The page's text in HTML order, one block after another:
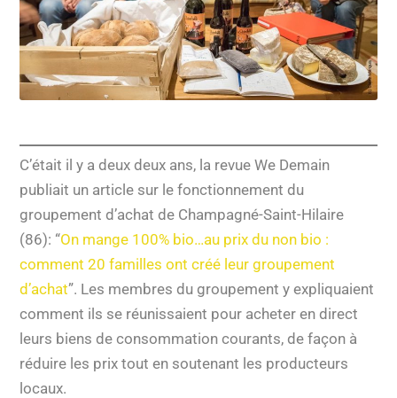
C’était il y a deux deux ans, la revue We Demain
publiait un article sur le fonctionnement du
groupement d’achat de Champagné-Saint-Hilaire
(86): “On mange 100% bio…au prix du non bio :
comment 20 familles ont créé leur groupement
d’achat”. Les membres du groupement y expliquaient
comment ils se réunissaient pour acheter en direct
leurs biens de consommation courants, de façon à
réduire les prix tout en soutenant les producteurs
locaux.